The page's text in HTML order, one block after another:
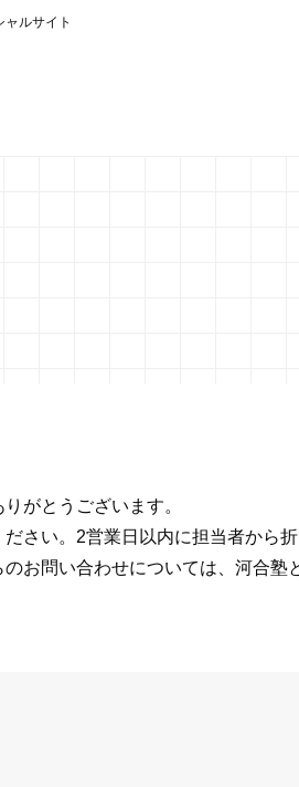
ルサイト
がとうございます。
さい。2営業日以内に担当者から
お問い合わせについては、河合塾